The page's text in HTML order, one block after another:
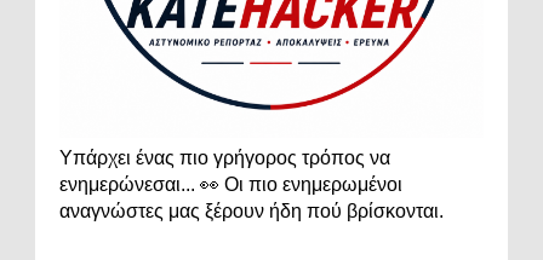
Υπάρχει ένας πιο γρήγορος τρόπος να
ενημερώνεσαι... 👀 Οι πιο ενημερωμένοι
αναγνώστες μας ξέρουν ήδη πού βρίσκονται.